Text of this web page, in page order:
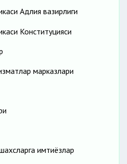
Адлия вазирлиги
Конституцияси
марказлари
имтиёзлар